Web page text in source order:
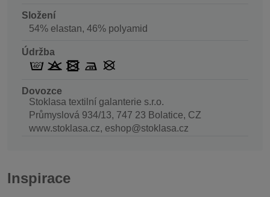
Složení
54% elastan, 46% polyamid
Údržba
Dovozce
Stoklasa textilní galanterie s.r.o.
Průmyslová 934/13, 747 23 Bolatice, CZ
www.stoklasa.cz, eshop@stoklasa.cz
Inspirace